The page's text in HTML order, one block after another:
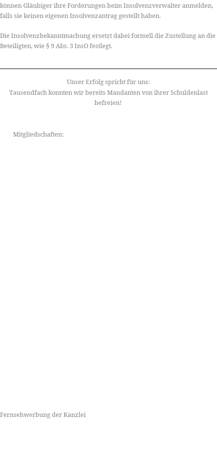
können Gläubiger ihre Forderungen beim Insolvenzverwalter anmelden,
falls sie keinen eigenen Insolvenzantrag gestellt haben.
Die Insolvenzbekanntmachung ersetzt dabei formell die Zustellung an die
Beteiligten, wie § 9 Abs. 3 InsO festlegt.
Unser Erfolg spricht für uns:
Tausendfach konnten wir bereits Mandanten von ihrer Schuldenlast
befreien!
Mitgliedschaften:
Fernsehwerbung der Kanzlei